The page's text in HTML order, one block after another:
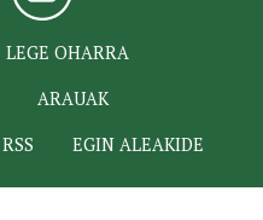
LEGE OHARRA
ARAUAK
RSS EGIN ALEAKIDE